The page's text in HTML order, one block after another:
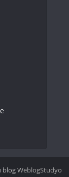
blogWeblogStudyo